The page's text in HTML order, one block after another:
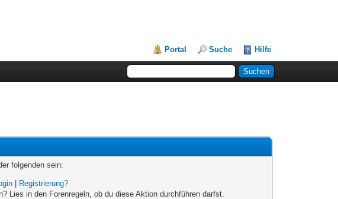
Portal Suche Hilfe
folgenden sein:
Registrierung?
Lies in den Forenregeln, ob du diese Aktion durchführen darfst.